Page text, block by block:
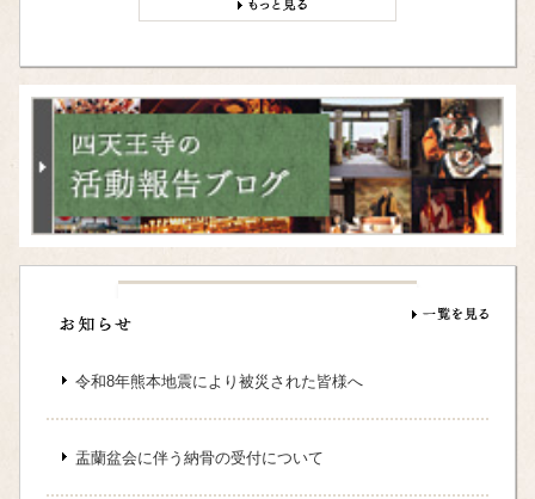
令和8年熊本地震により被災された皆様へ
盂蘭盆会に伴う納骨の受付について